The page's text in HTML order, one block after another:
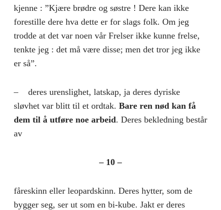
kjenne : ”Kjære brødre og søstre ! Dere kan ikke
forestille dere hva dette er for slags folk. Om jeg
trodde at det var noen vår Frelser ikke kunne frelse,
tenkte jeg : det må være disse; men det tror jeg ikke
er så”.
– deres urenslighet, latskap, ja deres dyriske
sløvhet var blitt til et ordtak. Bare ren nød kan få
dem til å utføre noe arbeid. Deres bekledning består
av
– 10 –
fåreskinn eller leopardskinn. Deres hytter, som de
bygger seg, ser ut som en bi-kube. Jakt er deres